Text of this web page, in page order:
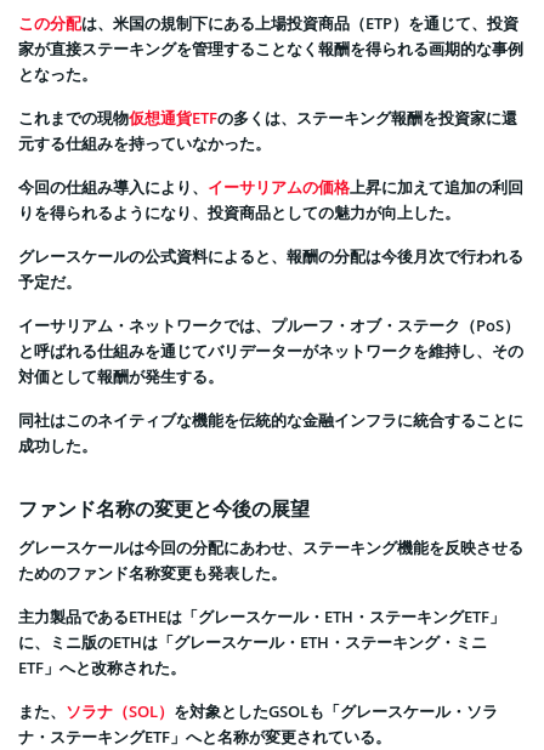
この分配は、米国の規制下にある上場投資商品（ETP）を通じて、投資
家が直接ステーキングを管理することなく報酬を得られる画期的な事例
となった。
これまでの現物仮想通貨ETFの多くは、ステーキング報酬を投資家に還
元する仕組みを持っていなかった。
今回の仕組み導入により、 イーサリアムの価格上昇に加えて追加の利回
りを得られるようになり、投資商品としての魅力が向上した。
グレースケールの公式資料によると、報酬の分配は今後月次で行われる
予定だ。
イーサリアム・ネットワークでは、プルーフ・オブ・ステーク（PoS）
と呼ばれる仕組みを通じてバリデーターがネットワークを維持し、その
対価として報酬が発生する。
同社はこのネイティブな機能を伝統的な金融インフラに統合することに
成功した。
ファンド名称の変更と今後の展望
グレースケールは今回の分配にあわせ、ステーキング機能を反映させる
ためのファンド名称変更も発表した。
主力製品であるETHEは「グレースケール・ETH・ステーキングETF」
に、ミニ版のETHは「グレースケール・ETH・ステーキング・ミニ
ETF」へと改称された。
また、 ソラナ（SOL） を対象としたGSOLも「グレースケール・ソラ
ナ・ステーキングETF」へと名称が変更されている。